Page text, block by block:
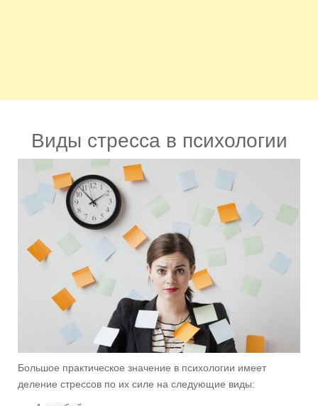
Виды стресса в психологии
Большое практическое значение в психологии имеет
деление стрессов по их силе на следующие виды: